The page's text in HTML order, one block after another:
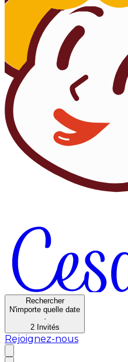
Rechercher
N'importe quelle date
·
2 Invités
Rejoignez-nous